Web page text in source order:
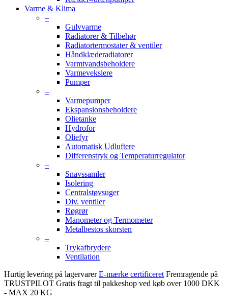
Varme & Klima
–
Gulvvarme
Radiatorer & Tilbehør
Radiatortermostater & ventiler
Håndklæderadiatorer
Varmtvandsbeholdere
Varmevekslere
Pumper
–
Varmepumper
Ekspansionsbeholdere
Olietanke
Hydrofor
Oliefyr
Automatisk Udluftere
Differenstryk og Temperaturregulator
–
Snavssamler
Isolering
Centralstøvsuger
Div. ventiler
Røgrør
Manometer og Termometer
Metalbestos skorsten
–
Trykafbrydere
Ventilation
Hurtig levering på lagervarer E-mærke certificeret Fremragende på
TRUSTPILOT Gratis fragt til pakkeshop ved køb over 1000 DKK
- MAX 20 KG